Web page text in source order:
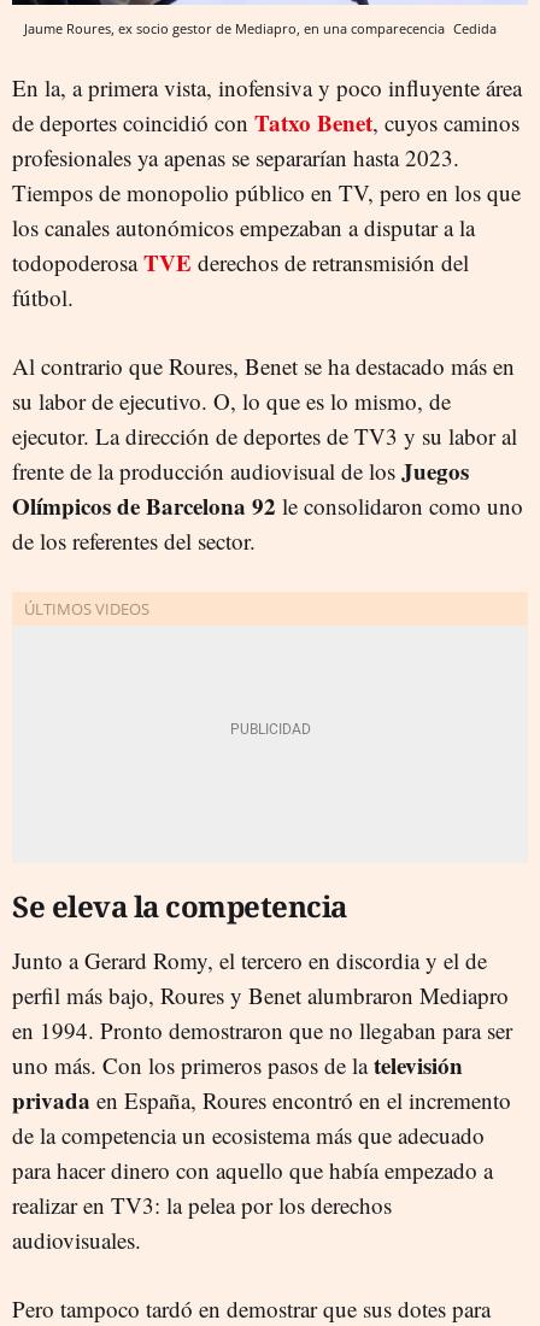
Jaume Roures, ex socio gestor de Mediapro, en una comparecencia Cedida
En la, a primera vista, inofensiva y poco influyente área
de deportes coincidió con Tatxo Benet, cuyos caminos
profesionales ya apenas se separarían hasta 2023.
Tiempos de monopolio público en TV, pero en los que
los canales autonómicos empezaban a disputar a la
todopoderosaTVE derechos de retransmisión del
fútbol.
Al contrario que Roures, Benet se ha destacado más en
su labor de ejecutivo. O, lo que es lo mismo, de
ejecutor. La dirección de deportes de TV3 y su labor al
frente de la producción audiovisual de los Juegos
Olímpicos de Barcelona 92 le consolidaron como uno
de los referentes del sector.
Se eleva la competencia
Junto a Gerard Romy, el tercero en discordia y el de
perfil más bajo, Roures y Benet alumbraron Mediapro
en 1994. Pronto demostraron que no llegaban para ser
uno más. Con los primeros pasos de latelevisión
privada en España, Roures encontró en el incremento
de la competencia un ecosistema más que adecuado
para hacer dinero con aquello que había empezado a
realizar en TV3: la pelea por los derechos
audiovisuales.
Pero tampoco tardó en demostrar que sus dotes para